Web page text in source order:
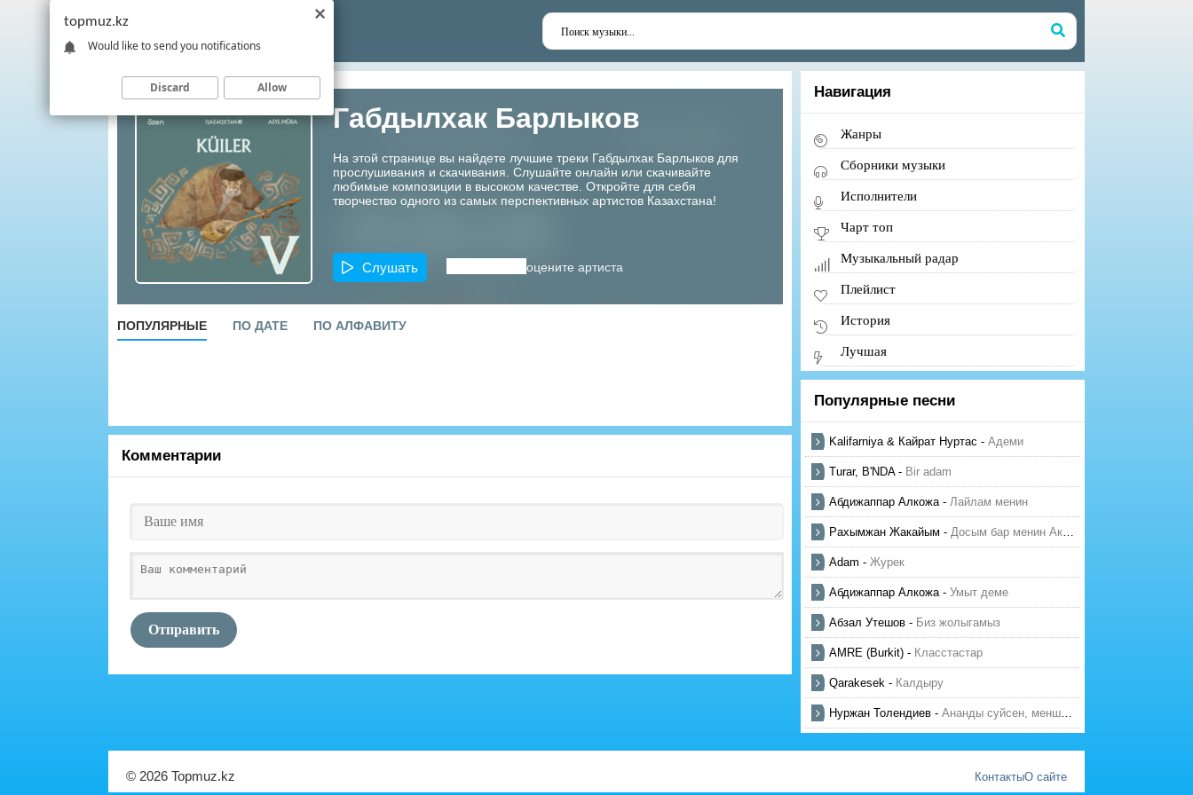
Габдылхак Барлыков
На этой странице вы найдете лучшие треки Габдылхак Барлыков для
прослушивания и скачивания. Слушайте онлайн или скачивайте
любимые композиции в высоком качестве. Откройте для себя
творчество одного из самых перспективных артистов Казахстана!
Слушать оцените артиста
ПОПУЛЯРНЫЕ ПО ДАТЕ ПО АЛФАВИТУ
Комментарии
Отправить
Навигация
Жанры
Сборники музыки
Исполнители
Чарт топ
Музыкальный радар
Плейлист
История
Лучшая
Популярные песни
Kalifarniya & Кайрат Нуртас - Адеми
Turar, B'NDA- Bir adam
Абдижаппар Алкожа- Лайлам менин
Рахымжан Жакайым - Досым бар менин Актауда
Adam - Журек
Абдижаппар Алкожа- Умыт деме
Абзал Утешов - Биз жолыгамыз
AMRE (Burkit) - Класстастар
Qarakesek - Калдыру
Нуржан Толендиев - Ананды суйсен, менше суй
© 2026 Topmuz.kz КонтактыО сайте
topmuz.kz
Would like to send you notifications
Discard Allow